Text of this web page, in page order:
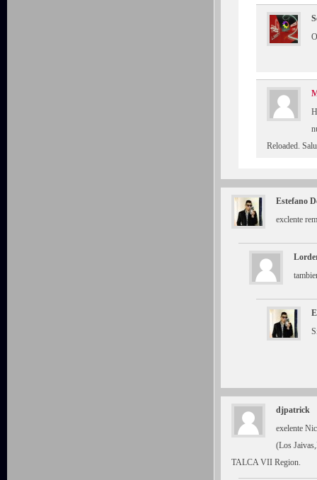
Reloaded.
Estefano
exclente
djpatrick
exelente
(Los
TALCA VII Region.